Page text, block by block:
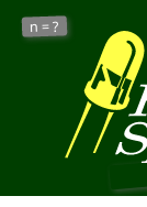
n =?